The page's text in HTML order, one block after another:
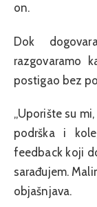
on.
Dok
razgovaramo
postigao bez
„Uporište su
podrška i
feedback koji
sarađujem.
objašnjava.